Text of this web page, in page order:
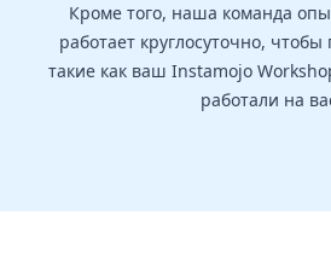
Кроме того, наша команда
работает круглосуточно,
такие как ваш Instamojo
работали на